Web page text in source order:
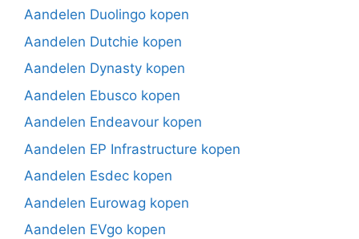
Aandelen Duolingo kopen
Aandelen Dutchie kopen
Aandelen Dynasty kopen
Aandelen Ebusco kopen
Aandelen Endeavour kopen
Aandelen EP Infrastructure kopen
Aandelen Esdec kopen
Aandelen Eurowag kopen
Aandelen EVgo kopen